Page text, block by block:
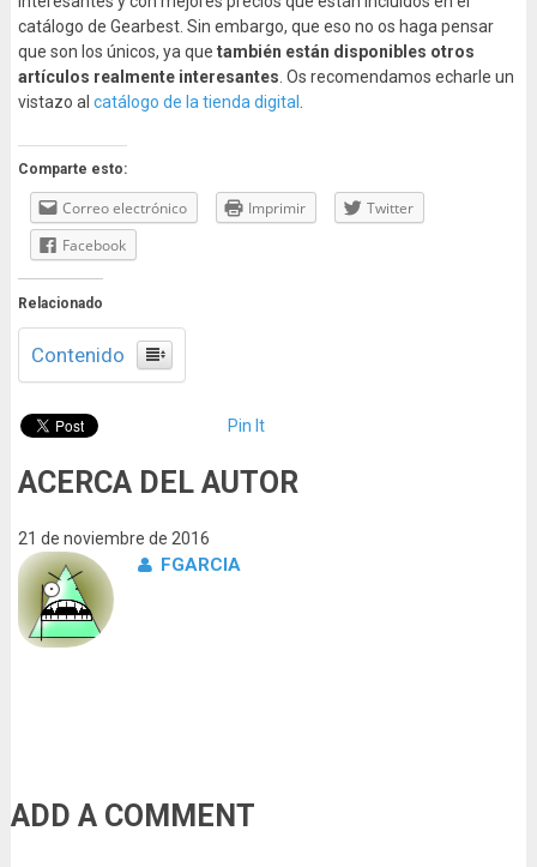
catálogo de Gearbest. Sin embargo, que eso no os haga pensar
que son los únicos, ya que también están disponibles otros
artículos realmente interesantes . Os recomendamos echarle un
vistazo al catálogo de la tienda digital
Comparte esto:
Correo electrónico Imprimir
Twitter
Facebook
Relacionado
Contenido
Pin It
ACERCA DEL AUTOR
21 de noviembre de 2016
FGARCIA
ADD A COMMENT